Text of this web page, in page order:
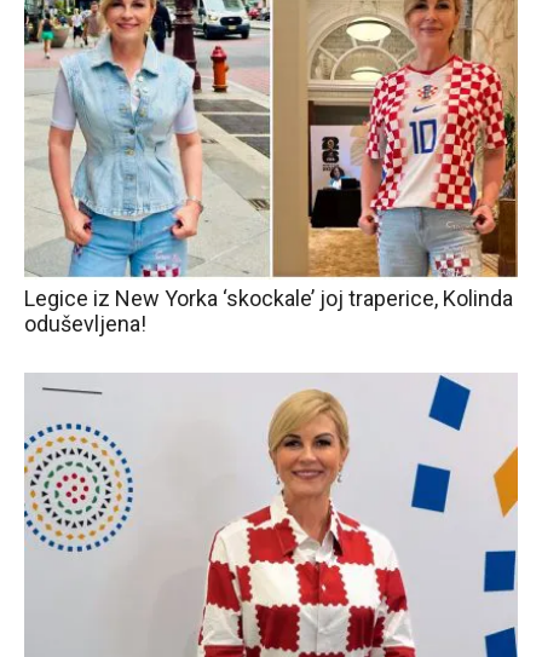
Legice iz New Yorka ‘skockale’ joj traperice, Kolinda
oduševljena!